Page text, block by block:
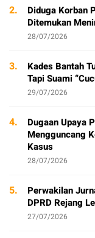
2.
Diduga Korban
Ditemukan
28/07/2026
3.
Kades Bantah
Tapi Suami
29/07/2026
4.
Dugaan Upaya
Mengguncang
Kasus
28/07/2026
5.
Perwakilan
DPRD Rejang
27/07/2026